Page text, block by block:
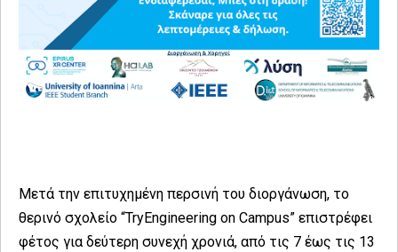
Μετά την επιτυχημένη περσινή του διοργάνωση, το
θερινό σχολείο “TryEngineering on Campus” επιστρέφει
φέτος για δεύτερη συνεχή χρονιά, από τις 7 έως τις 13